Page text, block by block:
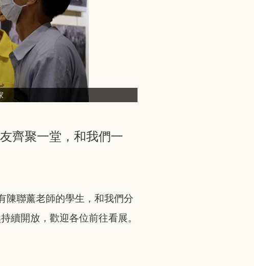
齊聚一堂，和我們一
陳聯薰老師的學生，和我們分
續開放，歡迎各位前往看展。